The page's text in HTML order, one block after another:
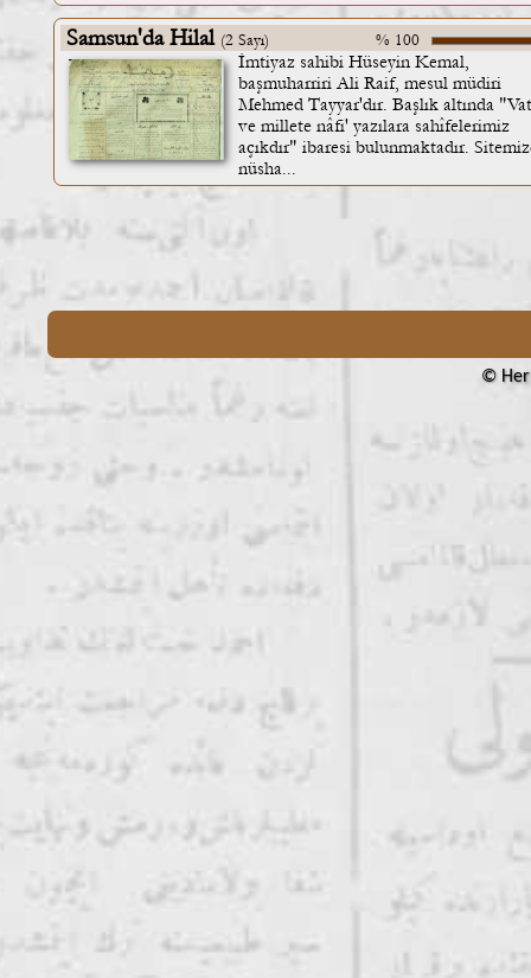
Samsun'da Hilal (2 Sayı) % 100
İmtiyaz sahibi Hüseyin Kemal,
başmuharriri Ali Raif, mesul müdiri
Mehmed Tayyar'dır. Başlık altında
ve millete nâfi' yazılara sahîfelerimiz
açıkdır" ibaresi bulunmaktadır.
nüsha...
© Her